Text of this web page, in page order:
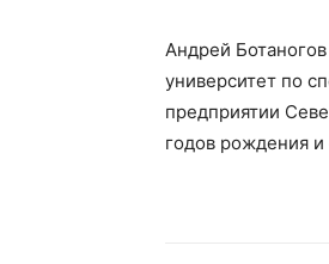
Андрей
университет по
предприятии
годов рождения